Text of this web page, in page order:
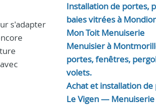
s'adapter
Installation de portes,
baies vitrées à
Mon Toit Menuiserie
Menuisier à
portes, fenêtres,
volets.
Achat et installation de
Le Vigen — Menuiserie